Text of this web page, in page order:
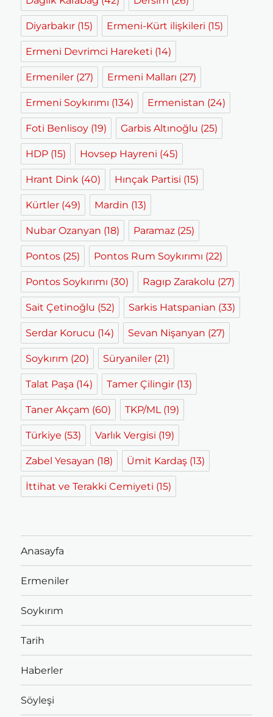
Diyarbakır (15) Ermeni-Kürt ilişkileri (15)
Ermeni Devrimci Hareketi (14)
Ermeniler (27) Ermeni Malları (27)
Ermeni Soykırımı (134) Ermenistan (24)
Foti Benlisoy (19) Garbis Altınoğlu (25)
HDP (15) Hovsep Hayreni (45)
Hrant Dink (40) Hınçak Partisi (15)
Kürtler (49) Mardin (13)
Nubar Ozanyan (18) Paramaz (25)
Pontos (25) Pontos Rum Soykırımı (22)
Pontos Soykırımı (30) Ragıp Zarakolu (27)
Sait Çetinoğlu (52) Sarkis Hatspanian (33)
Serdar Korucu (14) Sevan Nişanyan (27)
Soykırım (20) Süryaniler (21)
Talat Paşa (14) Tamer Çilingir (13)
Taner Akçam (60) TKP/ML(19)
Türkiye (53) Varlık Vergisi (19)
Zabel Yesayan (18) Ümit Kardaş (13)
İttihat ve Terakki Cemiyeti (15)
Anasayfa
Ermeniler
Soykırım
Tarih
Haberler
Söyleşi